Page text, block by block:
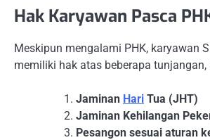
Hak Karyawan Pasca
Meskipun mengalami PHK, karyawan
memiliki hak atas beberapa tunjangan,
Jaminan Hari Tua (JHT)
Jaminan Kehilangan
Pesangon sesuai aturan